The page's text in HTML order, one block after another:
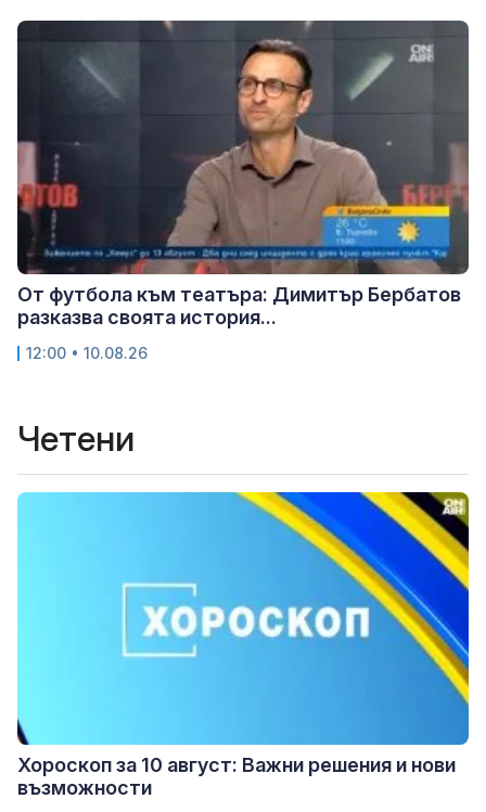
От футбола към театъра: Димитър Бербатов
разказва своята история...
12:00 • 10.08.26
Четени
Хороскоп за 10 август: Важни решения и нови
възможности